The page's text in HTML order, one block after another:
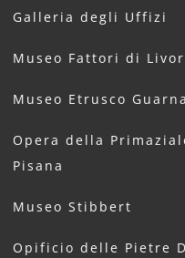
Galleria degli Uffizi
Museo Fattori di
Museo Etrusco
Opera della
Pisana
Museo Stibbert
Opificio delle Pietre